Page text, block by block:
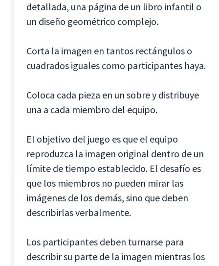
detallada, una página de un libro infantil o
un diseño geométrico complejo.
Corta la imagen en tantos rectángulos o
cuadrados iguales como participantes haya.
Coloca cada pieza en un sobre y distribuye
una a cada miembro del equipo.
El objetivo del juego es que el equipo
reproduzca la imagen original dentro de un
límite de tiempo establecido. El desafío es
que los miembros no pueden mirar las
imágenes de los demás, sino que deben
describirlas verbalmente.
Los participantes deben turnarse para
describir su parte de la imagen mientras los